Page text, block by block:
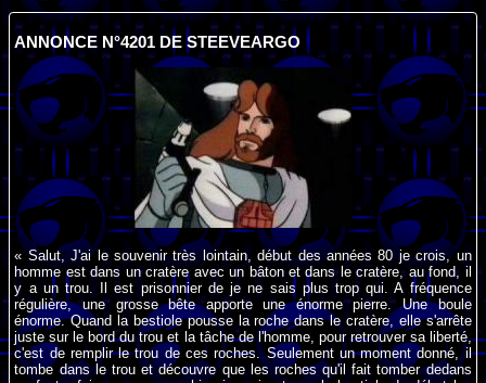
ANNONCE N°4201 DE STEEVEARGO
« Salut, J'ai le souvenir très lointain, début des années 80 je crois, un
homme est dans un cratère avec un bâton et dans le cratère, au fond, il
y a un trou. Il est prisonnier de je ne sais plus trop qui. A fréquence
régulière, une grosse bête apporte une énorme pierre. Une boule
énorme. Quand la bestiole pousse la roche dans le cratère, elle s'arrête
juste sur le bord du trou et la tâche de l'homme, pour retrouver sa liberté,
c'est de remplir le trou de ces roches. Seulement un moment donné, il
tombe dans le trou et découvre que les roches qu'il fait tomber dedans